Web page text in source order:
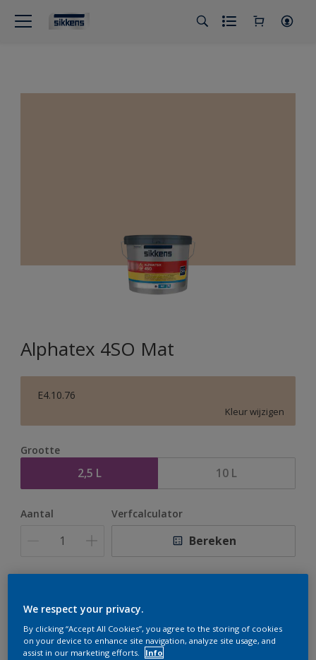
Alphatex 4SO Mat
E4.10.76
Kleur wijzigen
Grootte
2,5 L 10 L
Aantal Verfcalculator
Bereken
te bestellen. Houd de website in de gaten, we werken
We respect your privacy.
By clicking “Accept All Cookies”, you agree to the storing of cookies
on your device to enhance site navigation, analyze site usage, and
assist in our marketing efforts.
Info